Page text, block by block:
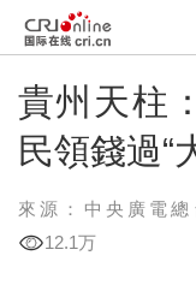
貴州天柱
民領錢過“
來源：中央廣電
12.1万